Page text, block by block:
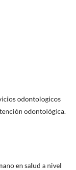
odontologicos
odontológica.
en salud a nivel